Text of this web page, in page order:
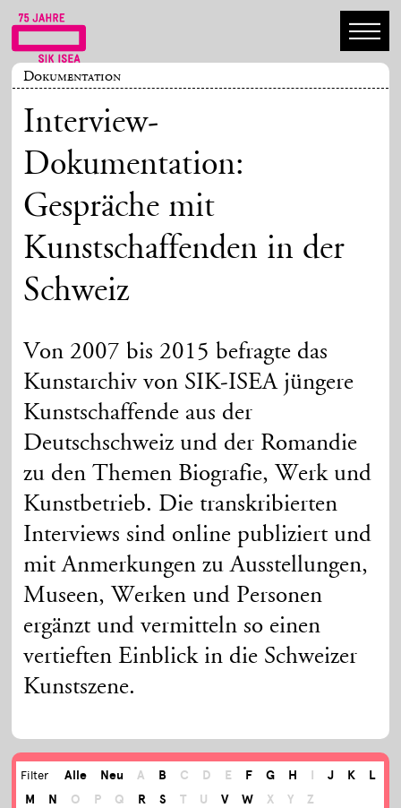
Dokumentation
Interview-
Dokumentation:
Gespräche mit
Kunstschaffenden in der
Schweiz
Von 2007 bis 2015 befragte das
Kunstarchiv von SIK-ISEA jüngere
Kunstschaffende aus der
Deutschschweiz und der Romandie
zu den Themen Biografie, Werk und
Kunstbetrieb. Die transkribierten
Interviews sind online publiziert und
mit Anmerkungen zu Ausstellungen,
Museen, Werken und Personen
ergänzt und vermitteln so einen
vertieften Einblick in die Schweizer
Kunstszene.
Filter Alle Neu A B C D E F G H I J K
L
M
N O P Q R S T U V W X Y Z